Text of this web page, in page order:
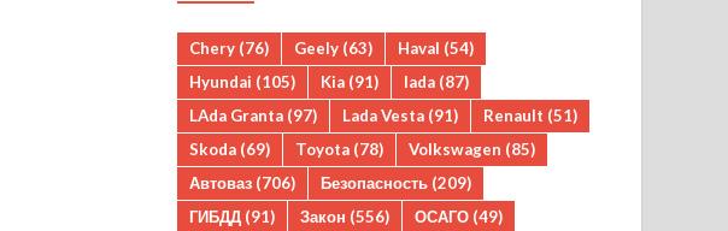
Chery (76) Geely (63) Haval (54)
Hyundai (105) Kia (91) lada (87)
LAda Granta (97) Lada Vesta (91) Renault (51)
Skoda (69) Toyota (78) Volkswagen (85)
Автоваз (706) Безопасность (209)
ГИБДД (91) Закон (556) ОСАГО (49)